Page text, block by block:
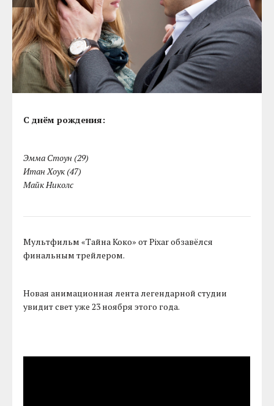
С днём рождения:
Эмма Стоун (29)
Итан Хоук (47)
Майк Николс
Мультфильм «Тайна Коко» от Pixar обзавёлся
финальным трейлером.
Новая анимационная лента легендарной студии
увидит свет уже 23 ноября этого года.